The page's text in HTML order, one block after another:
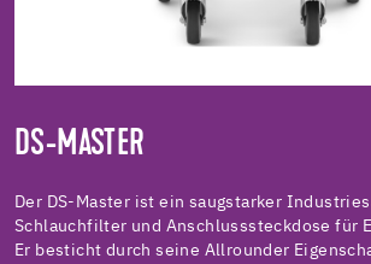
DS-MASTER
Der DS-Master ist ein saugstarker
Schlauchfilter und Anschlusssteckdose für
Er besticht durch seine Allrounder